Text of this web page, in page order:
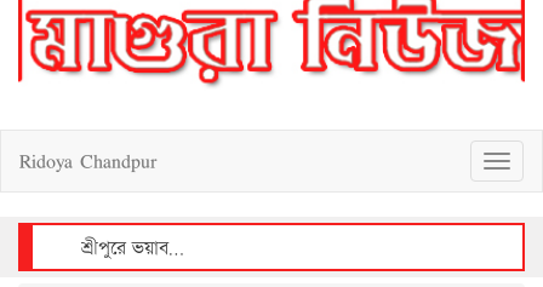
T
o
g
g
l
a
t
Ridoya Chandpur